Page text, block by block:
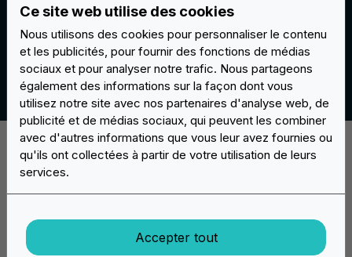
Créer son propre patch n'a jamais été aussi simple.
Facile à utiliser. Easypatch.
Découvrez dès maintenant la vaste offre de patchs et
Ce site web utilise des cookies
Nous utilisons des cookies pour personnaliser le contenu
et les publicités, pour fournir des fonctions de médias
sociaux et pour analyser notre trafic. Nous partageons
également des informations sur la façon dont vous
utilisez notre site avec nos partenaires d'analyse web, de
publicité et de médias sociaux, qui peuvent les combiner
avec d'autres informations que vous leur avez fournies ou
qu'ils ont collectées à partir de votre utilisation de leurs
services.
Accepter tout